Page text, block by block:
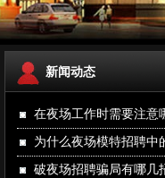
新闻动态
在夜场工作时需要注意
为什么夜场模特招聘中
破夜场招聘骗局有哪几